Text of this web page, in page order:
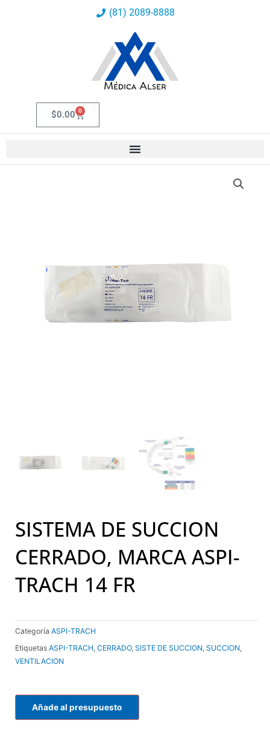
(81) 2089-8888
$0.00 0
Carrito
SISTEMA DE SUCCION
CERRADO, MARCA ASPI-
TRACH 14 FR
Categoría ASPI-TRACH
Etiquetas ASPI-TRACH, CERRADO, SISTE DE SUCCION, SUCCION,
VENTILACION
Añade al presupuesto